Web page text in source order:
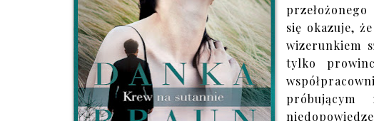
się okazuje,
wizerunkiem
tylko